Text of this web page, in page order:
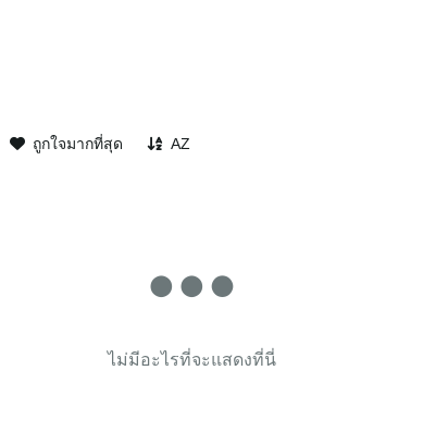
ถูกใจมากที่สุด AZ
ไม่มีอะไรที่จะแสดงที่นี่